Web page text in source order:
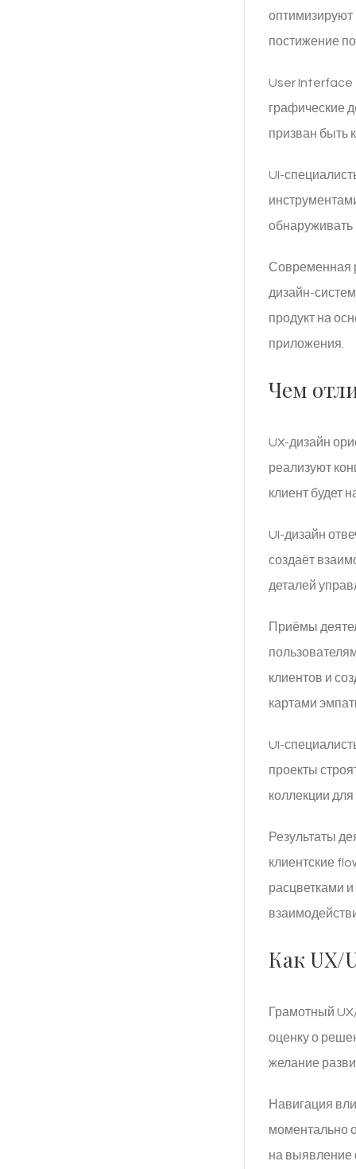
постижение
User Interface
графические
призван быть
UI-
обнаруживать
Современная
дизайн-
продукт на
приложения.
Чем
UX-дизайн
реализуют
клиент будет
UI-дизайн
создаёт
деталей
Приёмы
клиентов и
картами
UI-
проекты
коллекции
Результаты
клиентские
расцветками
Как UX/
Грамотный
оценку о
желание
Навигация
моментально
на выявление